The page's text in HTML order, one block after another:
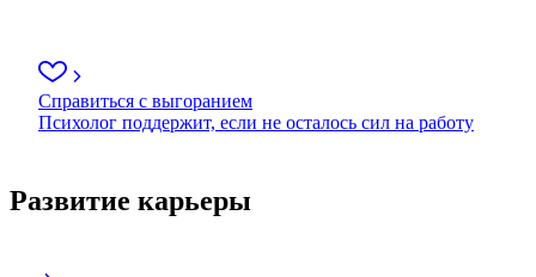
Справиться с выгоранием
Психолог поддержит, если не осталось сил на работу
Развитие карьеры